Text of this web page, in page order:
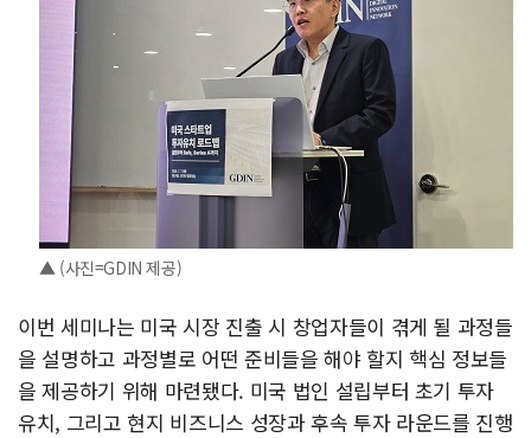
▲ (사진=GDIN 제공)
이번 세미나는 미국 시장 진출 시 창업자들이 겪게 될 과정들
을 설명하고 과정별로 어떤 준비들을 해야 할지 핵심 정보들
을 제공하기 위해 마련됐다. 미국 법인 설립부터 초기 투자
유치, 그리고 현지 비즈니스 성장과 후속 투자 라운드를 진행